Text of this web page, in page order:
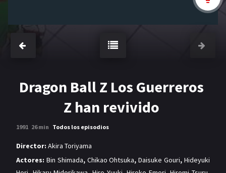
PELÍCULAS
MANGAS
Dragon Ball Z Los Guerreros
Z han revivido
1991 26 min Todos los episodios
Director: Akira Toriyama
Actores: Bin Shimada, Chikao Ohtsuka,Daisuke Gouri,Hideyuki